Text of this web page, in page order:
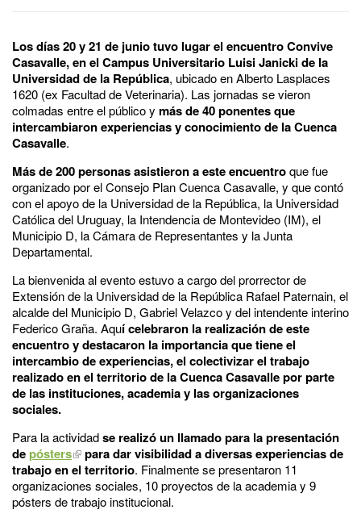
Los días 20 y 21 de junio tuvo lugar el encuentro Convive
Casavalle, en el Campus Universitario Luisi Janicki de la
Universidad de la República, ubicado en Alberto Lasplaces
1620 (ex Facultad de Veterinaria). Las jornadas se vieron
colmadas entre el público y más de 40 ponentes que
intercambiaron experiencias y conocimiento de la Cuenca
Casavalle.
Más de 200 personas asistieron a este encuentroque fue
organizado por el Consejo Plan Cuenca Casavalle, y que contó
con el apoyo de la Universidad de la República, la Universidad
Católica del Uruguay, la Intendencia de Montevideo (IM), el
Municipio D, la Cámara de Representantes y la Junta
Departamental.
La bienvenida al evento estuvo a cargo del prorrector de
Extensión de la Universidad de la República Rafael Paternain, el
alcalde del Municipio D, Gabriel Velazco y del intendente interino
Federico Graña. Aquí celebraron la realización de este
encuentro y destacaron la importancia que tiene el
intercambio de experiencias, el colectivizar el trabajo
realizado en el territorio de la Cuenca Casavalle por parte
de las instituciones, academia y las organizaciones
sociales.
Para la actividadse realizó un llamado para la presentación
depósters
para dar visibilidad a diversas experiencias de
trabajo en el territorio. Finalmente se presentaron 11
organizaciones sociales, 10 proyectos de la academia y 9
pósters de trabajo institucional.